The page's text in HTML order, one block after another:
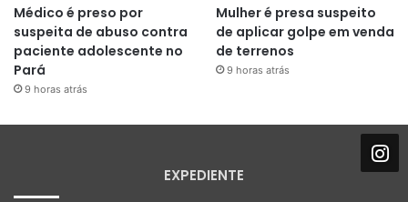
Médico é preso por
suspeita de abuso contra
paciente adolescente no
Pará
9 horas atrás
Mulher é presa suspeito
de aplicar golpe em venda
de terrenos
9 horas atrás
EXPEDIENTE